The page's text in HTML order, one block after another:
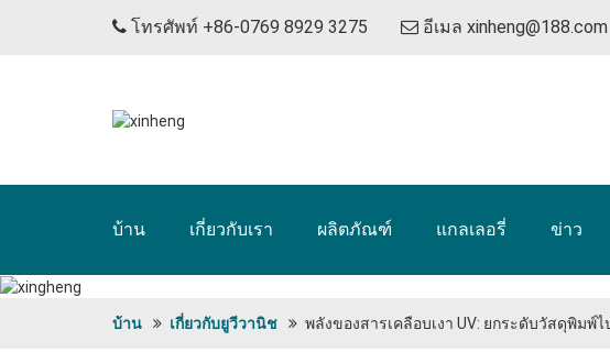
โทรศัพท์ +86-0769 8929 3275 อีเมล xinheng@188.com
บ้าน เกี่ยวกับเรา ผลิตภัณฑ์ แกลเลอรี่ ข่าว
บ้าน เกี่ยวกับยูวีวานิช พลังของสารเคลือบเงา UV: ยกระดับวัสดุพิมพ์